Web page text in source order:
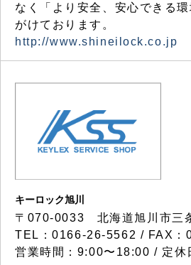
なく「より安全、安心できる
がけております。
http://www.shineilock.co.jp
キーロック旭川
〒070-0033 北海道旭川市三
TEL：0166-26-5562 / FAX：
営業時間：9:00〜18:00 / 定休